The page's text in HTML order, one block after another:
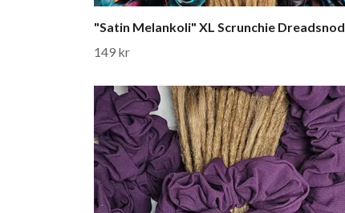
"Satin Melankoli" XL Scrunchie
149 kr